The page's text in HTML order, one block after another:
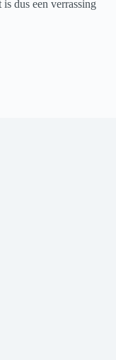
dus een verrassing